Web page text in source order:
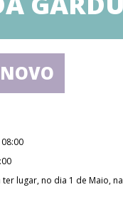
ter lugar, no dia 1 de Maio,